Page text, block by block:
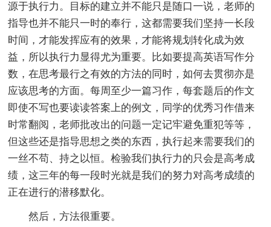
源于执行力。目标的建立并不能只是随口一说，老师的
指导也并不能只一时的奉行，这都需要我们坚持一长段
时间，才能发挥应有的效果，才能将规划转化成为效
益，所以执行力显得尤为重要。比如要提高英语写作分
数，在思考最行之有效的方法的同时，如何去贯彻亦是
应该思考的方面。每周至少一篇习作，每套题后的作文
即使不写也要读读答案上的例文，同学的优秀习作借来
时常翻阅，老师批改出的问题一定记牢避免重犯等等，
但这些还是指导思想之类的东西，执行起来需要我们的
一丝不苟、持之以恒。检验我们执行力的只会是高考成
绩，这三年的每一段时光就是我们的努力对高考成绩的
正在进行的潜移默化。
然后，方法很重要。